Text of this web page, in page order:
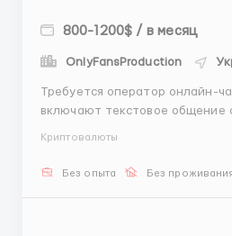
800-1200$ / в месяц
OnlyFansProduction
Требуется оператор онлайн-
включают текстовое общение
необходим только ПК или
Криптовалюты
Без опыта Без